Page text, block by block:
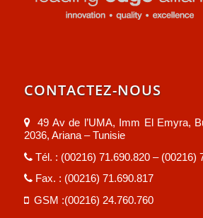
CONTACTEZ-NOUS
49 Av de l’UMA, Imm El Emyra,
2036, Ariana – Tunisie
Tél. : (00216) 71.690.820 – (00216)
Fax. : (00216) 71.690.817
GSM :(00216) 24.760.760